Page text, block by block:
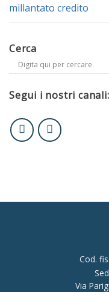
millantato credito
Cerca
Segui i nostri canali:
Cod.
Via